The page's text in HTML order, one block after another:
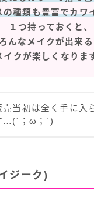
の種類も豊富でカワ
１つ持っておくと、
んなメイクが出来
イクが楽しくなりま
売当初は全く手に入
…(´；ω；`)
ジーク)